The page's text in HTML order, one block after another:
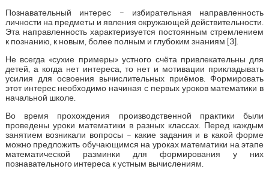
Познавательный интерес – избирательная направленность
личности на предметы и явления окружающей действительности.
Эта направленность характеризуется постоянным стремлением
к познанию, к новым, более полным и глубоким знаниям [3].
Не всегда «сухие примеры» устного счёта привлекательны для
детей, а когда нет интереса, то нет и мотивации прикладывать
усилия для освоения вычислительных приёмов. Формировать
этот интерес необходимо начиная с первых уроков математики в
начальной школе.
Во время прохождения производственной практики были
проведены уроки математики в разных классах. Перед каждым
занятием возникали вопросы – какие задания и в какой форме
можно предложить обучающимся на уроках математики на этапе
математической разминки для формирования у них
познавательного интереса к устным вычислениям.